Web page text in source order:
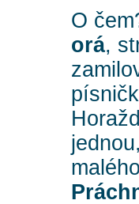
O
orá,